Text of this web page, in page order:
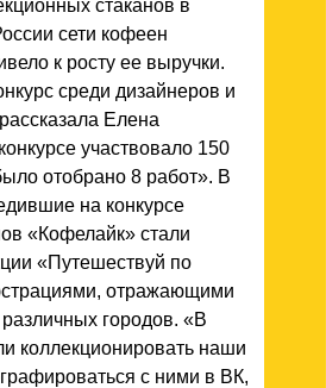
стаканов в
сети кофеен
к росту ее выручки.
среди дизайнеров и
Елена
участвовало 150
отобрано 8 работ». В
на конкурсе
«Кофелайк» стали
«Путешествуй по
отражающими
городов. «В
коллекционировать наши
с ними в ВК,